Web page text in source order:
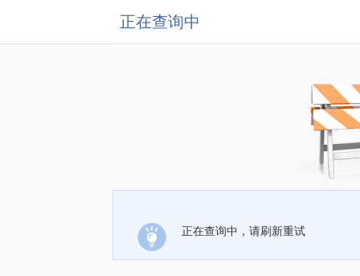
正在查询中
正在查询中，请刷新重试